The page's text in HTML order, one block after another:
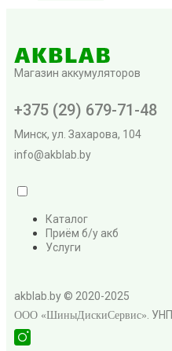
Магазин аккумуляторов
+375 (29) 679-71-48
Минск, ул. Захарова, 104
info@akblab.by
Каталог
Приём б/у акб
Услуги
akblab.by © 2020-2025
ООО «ШиныДискиСервис» . УНП